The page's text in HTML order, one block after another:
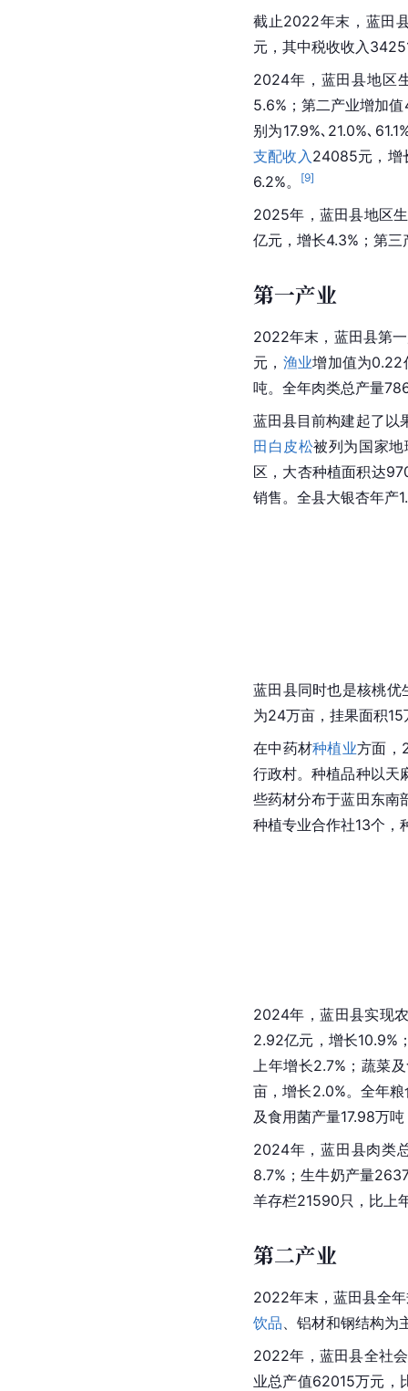
截止2022年末，蓝田
元，其中税收收入
2024年，蓝田县地区
5.6%；第二产业增加
别为17.9%､21.0%､
支配收入 24085元，增
6.2%。
[9]
2025年，蓝田县地区
亿元，增长4.3%；第
第一产业
2022年末，蓝田县第
元， 渔业增加值为0.22
吨。全年肉类总产量
蓝田县目前构建起了以
田白皮松被列为国家
区，大杏种植面积达
销售。全县大银杏年产
蓝田县同时也是核桃
为24万亩，挂果面积
在中药材种植业方面，
行政村。种植品种以天
些药材分布于蓝田东南
种植专业合作社13个，
2024年，蓝田县实现
2.92亿元，增长10.9%
上年增长2.7%；蔬菜
亩，增长2.0%。全年
及食用菌产量17.98万
2024年，蓝田县肉类
8.7%；生牛奶产量
羊存栏21590只，比上
第二产业
2022年末，蓝田县全
饮品 、铝材和钢结构为
2022年，蓝田县全社会
业总产值62015万元，